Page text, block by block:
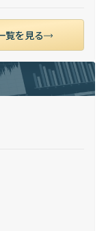
覧を見る